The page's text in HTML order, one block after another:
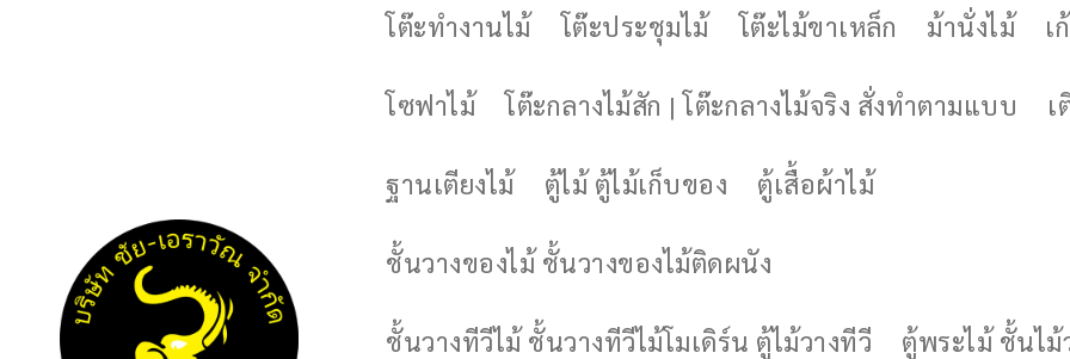
โต๊ะทำงานไม้ โต๊ะประชุมไม้ โต๊ะไม้ขาเหล็ก ม้านั่งไม้ เ
โซฟาไม้ โต๊ะกลางไม้สัก | โต๊ะกลางไม้จริง สั่งทำตามแบบ เ
ฐานเตียงไม้ ตู้ไม้ ตู้ไม้เก็บของ ตู้เสื้อผ้าไม้
ชั้นวางของไม้ ชั้นวางของไม้ติดผนัง
ชั้นวางทีวีไม้ ชั้นวางทีวีไม้โมเดิร์น ตู้ไม้วางทีวี ตู้พระไม้ ชั้นไม้